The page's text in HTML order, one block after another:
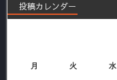
投稿カレンダー
月 火 水